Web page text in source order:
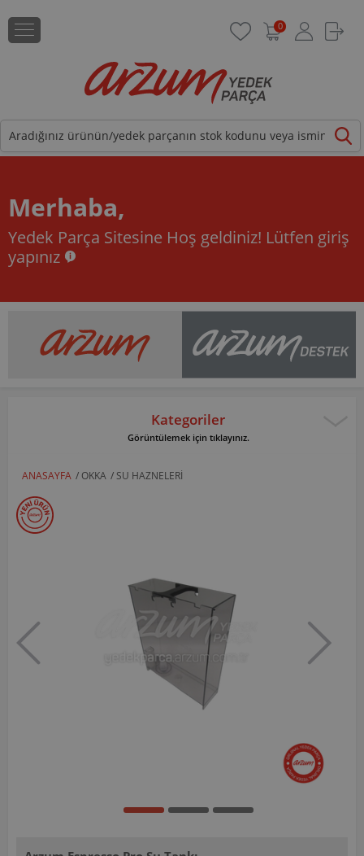
0
Merhaba,
Yedek Parça Sitesine Hoş geldiniz! Lütfen giriş
yapınız
Kategoriler
Görüntülemek için tıklayınız.
ANASAYFA / OKKA / SU HAZNELERI